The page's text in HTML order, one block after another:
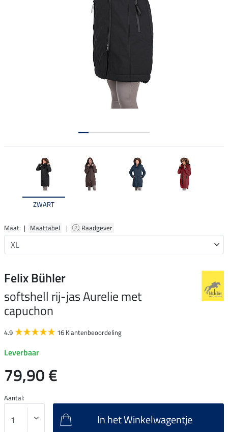
ZWART
Maat: | Maattabel | Raadgever
Felix Bühler
softshell rij-jas Aurelie met
capuchon
4.9 16 Klantenbeoordeling
Leverbaar
79,90 €
Aantal:
In het Winkelwagentje